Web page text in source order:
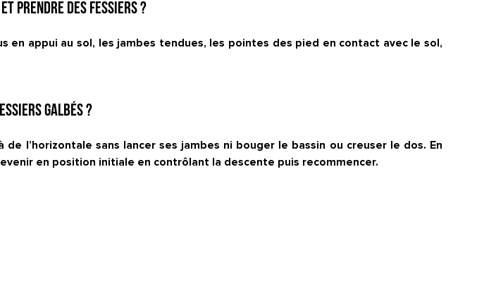
prendre des fessiers ?
appui au sol, les jambes tendues, les pointes des pied en contact avec le sol,
galbés ?
l’horizontale sans lancer ses jambes ni bouger le bassin ou creuser le dos. En
en position initiale en contrôlant la descente puis recommencer.